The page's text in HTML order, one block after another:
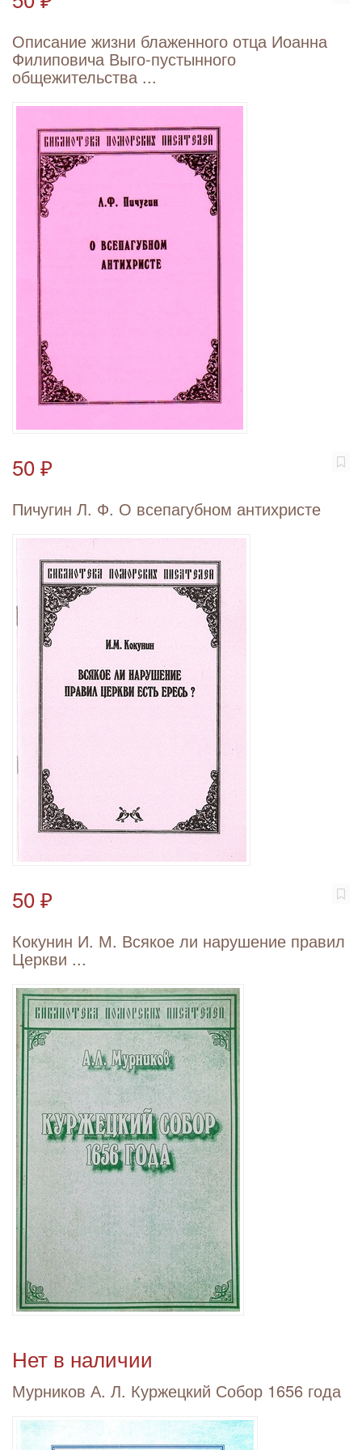
Описание жизни блаженного отца Иоанна
Филиповича Выго-пустынного
общежительства ...
50 ₽
Пичугин Л. Ф. О всепагубном антихристе
50 ₽
Кокунин И. М. Всякое ли нарушение правил
Церкви ...
Нет в наличии
Мурников А. Л. Куржецкий Собор 1656 года